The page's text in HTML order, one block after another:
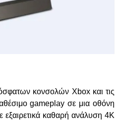
κονσολών Xbox και τις
gameplay σε μια οθόνη
εξαιρετικά καθαρή ανάλυση 4K